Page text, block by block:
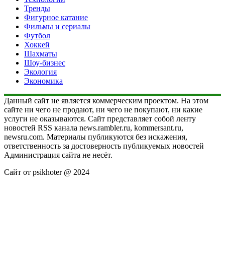
Тренды
Фигурное катание
Фильмы и сериалы
Футбол
Хоккей
Шахматы
Шоу-бизнес
Экология
Экономика
Данный сайт не является коммерческим проектом. На этом
сайте ни чего не продают, ни чего не покупают, ни какие
услуги не оказываются. Сайт представляет собой ленту
новостей RSS канала news.rambler.ru, kommersant.ru,
newsru.com. Материалы публикуются без искажения,
ответственность за достоверность публикуемых новостей
Администрация сайта не несёт.
Сайт от psikhoter @ 2024